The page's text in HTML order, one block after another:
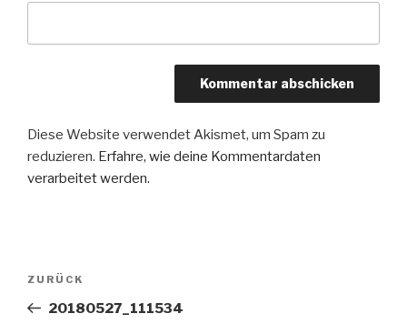
Diese Website verwendet Akismet, um Spam zu
reduzieren. Erfahre, wie deine Kommentardaten
verarbeitet werden.
Beitragsnavigation
Vorheriger
Beitrag
ZURÜCK
20180527_111534